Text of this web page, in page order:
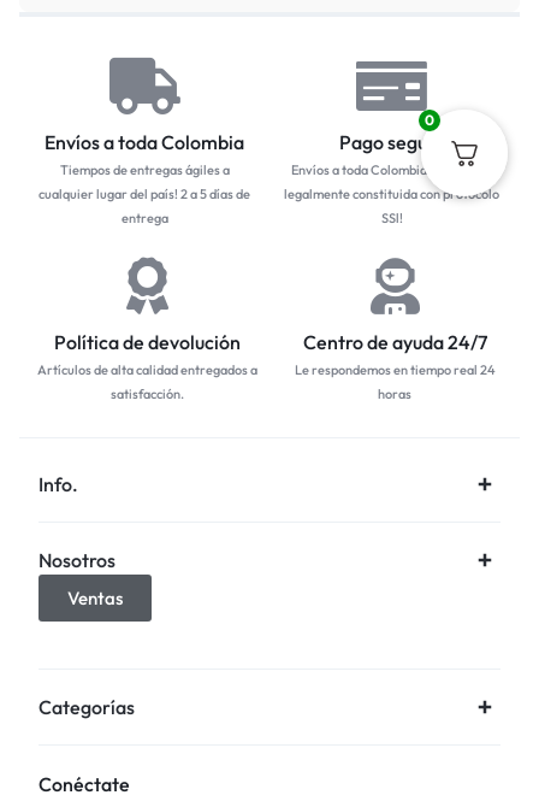
Envíos a toda Colombia
Tiempos de entregas ágiles a
cualquier lugar del país! 2 a 5 días de
entrega
Pago seguro
Envíos a toda Colombia... Empresa
legalmente constituida con protocolo
SSl!
Política de devolución
Artículos de alta calidad entregados a
satisfacción.
Centro de ayuda 24/7
Le respondemos en tiempo real 24
horas
Info.
Nosotros
Ventas
Categorías
Conéctate
0